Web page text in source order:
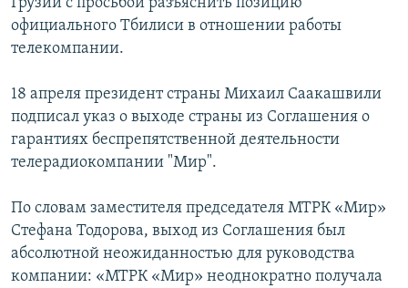
КУЛЬТУРА
МИР
ПОЗИЦИЯ
ГОЛОСА
ЧИТАЕМ ПРЕССУ
ФОТО
ПОДКАСТЫ
ПРИСОЕДИНЯЙТЕСЬ!
Все сайты РСЕ/РС
официального Тбилиси в отношении работы
телекомпании.
18 апреля президент страны Михаил Саакашвили
подписал указ о выходе страны из Соглашения о
гарантиях беспрепятственной деятельности
телерадиокомпании "Мир".
По словам заместителя председателя МТРК «Мир»
Стефана Тодорова, выход из Соглашения был
абсолютной неожиданностью для руководства
компании: «МТРК «Мир» неоднократно получала